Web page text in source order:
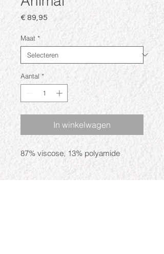
€ 89,95
Maat *
Aantal *
In winkelwagen
87% viscose, 13% polyamide